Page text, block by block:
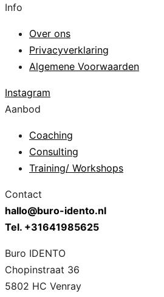
Info
Over ons
Privacyverklaring
Algemene Voorwaarden
Instagram
Aanbod
Coaching
Consulting
Training/ Workshops
Contact
hallo@buro-idento.nl
Tel. +31641985625
Buro IDENTO
Chopinstraat 36
5802 HC Venray